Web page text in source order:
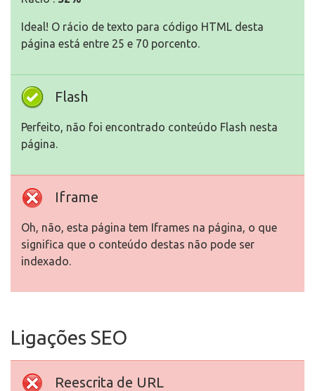
Ideal! O rácio de texto para código HTML desta
página está entre 25 e 70 porcento.
Flash
Perfeito, não foi encontrado conteúdo Flash nesta
página.
Iframe
Oh, não, esta página tem Iframes na página, o que
significa que o conteúdo destas não pode ser
indexado.
Ligações SEO
Reescrita de URL